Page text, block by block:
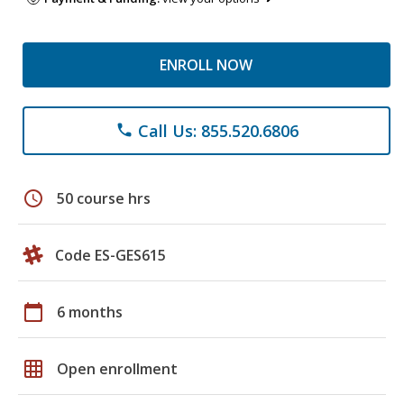
ENROLL NOW
phone Call Us: 855.520.6806
schedule 50 course hrs
Code ES-GES615
calendar_today 6 months
grid_on Open enrollment